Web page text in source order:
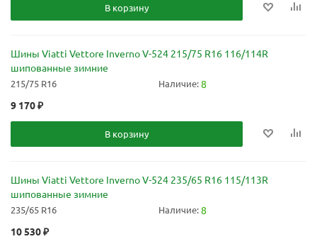
В корзину
Шины Viatti Vettore Inverno V-524 215/75 R16 116/114R
шипованные зимние
215/75 R16 Наличие:8
9 170₽
В корзину
Шины Viatti Vettore Inverno V-524 235/65 R16 115/113R
шипованные зимние
235/65 R16 Наличие:8
10 530₽